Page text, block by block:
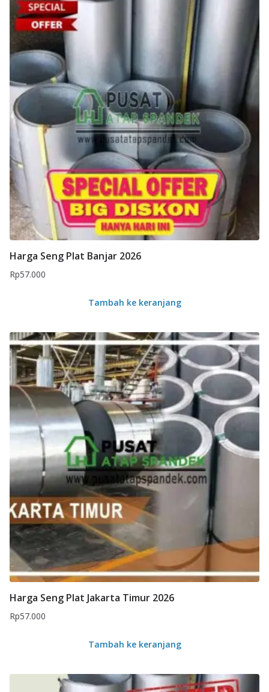
Harga Seng Plat Banjar 2026
Rp57.000
Tambah ke keranjang
Harga Seng Plat Jakarta Timur 2026
Rp57.000
Tambah ke keranjang